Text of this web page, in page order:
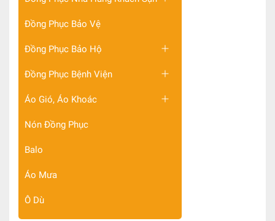
Đồng Phục Bảo Vệ
Đồng Phục Bảo Hộ
Đồng Phục Bệnh Viện
Áo Gió, Áo Khoác
Nón Đồng Phục
Balo
Áo Mưa
Ô Dù